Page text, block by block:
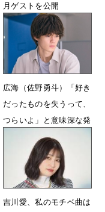
月ゲストを公開
2月28日 15時08分
広海（佐野勇斗）「好き
だったものを失うって、
つらいよ」と意味深な発
言（ネタバレあり）
11月10日 23時37分
吉川愛、私のモチベ曲は